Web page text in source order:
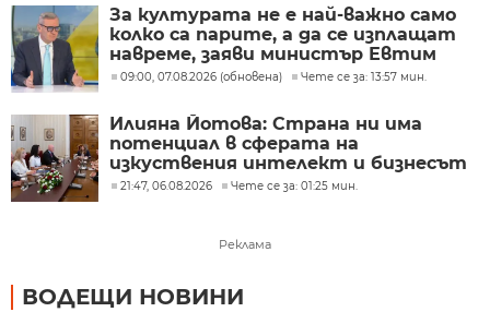
За културата не е най-важно само
колко са парите, а да се изплащат
навреме, заяви министър Евтим
Милошев
09:00, 07.08.2026 (обновена) Чете се за: 13:57 мин.
Илияна Йотова: Страна ни има
потенциал в сферата на
изкуствения интелект и бизнесът
забелязва тези перспективи
21:47, 06.08.2026 Чете се за: 01:25 мин.
Реклама
ВОДЕЩИ НОВИНИ